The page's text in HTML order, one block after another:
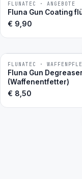
BESTSELLER
FLUNATEC · ANGEBOTE
Fluna Gun Coating
€ 9,90
BESTSELLER
FLUNATEC ·
Fluna Gun Degreaser
(Waffenentfetter)
€ 8,50